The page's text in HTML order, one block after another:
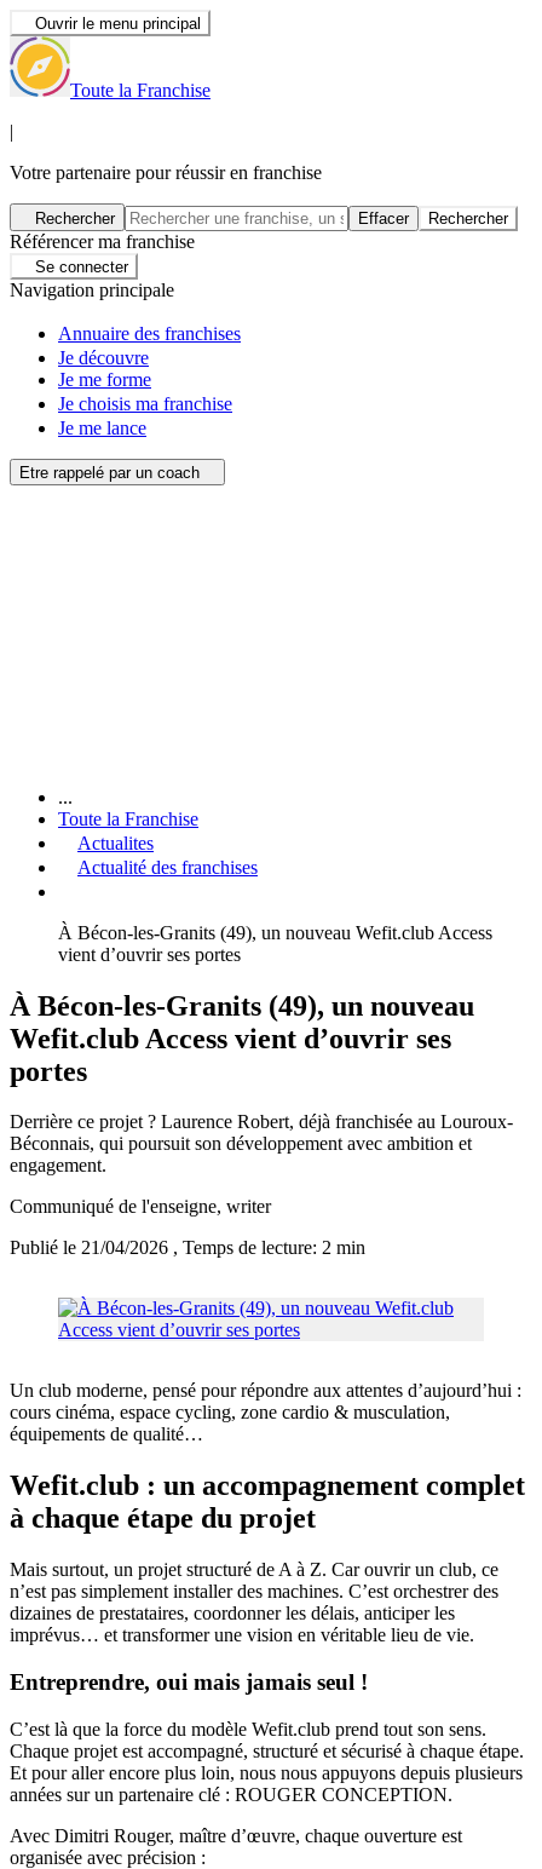
Ouvrir le menu principal
Toute la Franchise
|
Votre partenaire pour réussir en franchise
Rechercher Effacer Rechercher
Référencer ma franchise
Se connecter
Navigation principale
Annuaire des franchises
Je découvre
Je me forme
Je choisis ma franchise
Je me lance
Etre rappelé par un coach
...
Toute la Franchise
Actualites
Actualité des franchises
À Bécon-les-Granits (49), un nouveau Wefit.club Access
vient d’ouvrir ses portes
À Bécon-les-Granits (49), un nouveau
Wefit.club Access vient d’ouvrir ses
portes
Derrière ce projet ? Laurence Robert, déjà franchisée au Louroux-
Béconnais, qui poursuit son développement avec ambition et
engagement.
Communiqué de l'enseigne, writer
Publié le 21/04/2026 , Temps de lecture: 2 min
Un club moderne, pensé pour répondre aux attentes d’aujourd’hui :
cours cinéma, espace cycling, zone cardio & musculation,
équipements de qualité…
Wefit.club : un accompagnement complet
à chaque étape du projet
Mais surtout, un projet structuré de A à Z. Car ouvrir un club, ce
n’est pas simplement installer des machines. C’est orchestrer des
dizaines de prestataires, coordonner les délais, anticiper les
imprévus… et transformer une vision en véritable lieu de vie.
Entreprendre, oui mais jamais seul !
C’est là que la force du modèle Wefit.club prend tout son sens.
Chaque projet est accompagné, structuré et sécurisé à chaque étape.
Et pour aller encore plus loin, nous nous appuyons depuis plusieurs
années sur un partenaire clé : ROUGER CONCEPTION.
Avec Dimitri Rouger, maître d’œuvre, chaque ouverture est
organisée avec précision :